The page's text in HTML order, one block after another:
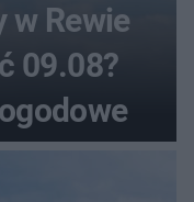
w Rewie
09.08?